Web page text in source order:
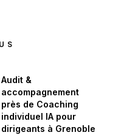
Audit &
accompagnement
près de Coaching
individuel IA pour
dirigeants à Grenoble